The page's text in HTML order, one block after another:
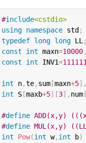
#include<cstdio>
using namespace std ;
typedef long long LL ;
const
int maxn=10000
const
int INV1=
int n,te, sum [maxn+5] ,
int S [maxb+5] [3] , num
#define ADD(x,y)
#define MUL(x,y)
int
Pow(int w, int b)